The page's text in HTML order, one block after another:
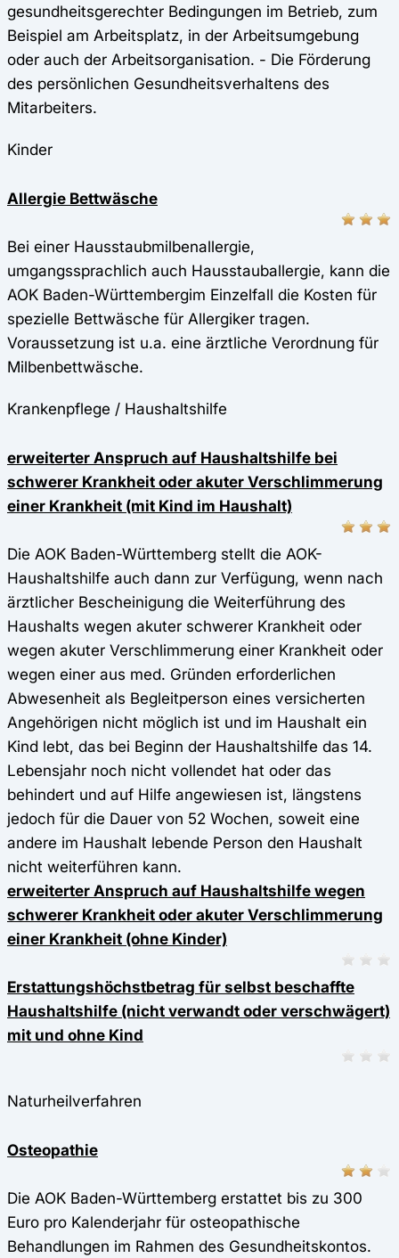
gesundheitsgerechter Bedingungen im Betrieb, zum
Beispiel am Arbeitsplatz, in der Arbeitsumgebung
oder auch der Arbeitsorganisation. - Die Förderung
des persönlichen Gesundheitsverhaltens des
Mitarbeiters.
Kinder
Allergie Bettwäsche
Bei einer Hausstaubmilbenallergie,
umgangssprachlich auch Hausstauballergie, kann die
AOK Baden-Württembergim Einzelfall die Kosten für
spezielle Bettwäsche für Allergiker tragen.
Voraussetzung ist u.a. eine ärztliche Verordnung für
Milbenbettwäsche.
Krankenpflege / Haushaltshilfe
erweiterter Anspruch auf Haushaltshilfe bei
schwerer Krankheit oder akuter Verschlimmerung
einer Krankheit (mit Kind im Haushalt)
Die AOK Baden-Württemberg stellt die AOK-
Haushaltshilfe auch dann zur Verfügung, wenn nach
ärztlicher Bescheinigung die Weiterführung des
Haushalts wegen akuter schwerer Krankheit oder
wegen akuter Verschlimmerung einer Krankheit oder
wegen einer aus med. Gründen erforderlichen
Abwesenheit als Begleitperson eines versicherten
Angehörigen nicht möglich ist und im Haushalt ein
Kind lebt, das bei Beginn der Haushaltshilfe das 14.
Lebensjahr noch nicht vollendet hat oder das
behindert und auf Hilfe angewiesen ist, längstens
jedoch für die Dauer von 52 Wochen, soweit eine
andere im Haushalt lebende Person den Haushalt
nicht weiterführen kann.
erweiterter Anspruch auf Haushaltshilfe wegen
schwerer Krankheit oder akuter Verschlimmerung
einer Krankheit (ohne Kinder)
Erstattungshöchstbetrag für selbst beschaffte
Haushaltshilfe (nicht verwandt oder verschwägert)
mit und ohne Kind
Naturheilverfahren
Osteopathie
Die AOK Baden-Württemberg erstattet bis zu 300
Euro pro Kalenderjahr für osteopathische
Behandlungen im Rahmen des Gesundheitskontos.